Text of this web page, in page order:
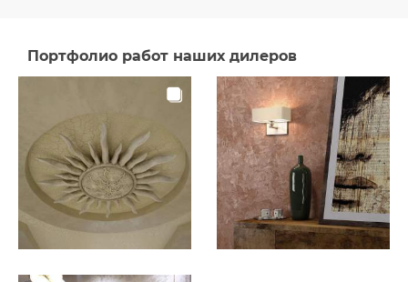
Портфолио работ наших дилеров